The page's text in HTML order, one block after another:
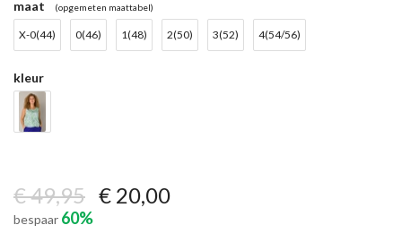
maat (opgemeten maattabel)
X-0(44) 0(46) 1(48) 2(50) 3(52) 4(54/56)
kleur
€ 49,95 € 20,00
bespaar 60%